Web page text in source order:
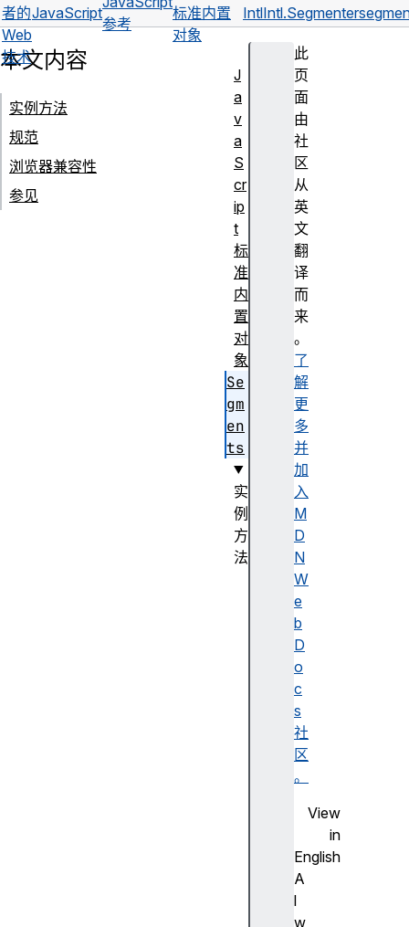
者的
Web
技术
JavaScript
参考
标准内置
对象
IntlIntl.Segmenter
此
页
面
由
社
区
从
英
文
翻
译
而
来
。
了
解
更
多
并
加
入
M
D
N
W
e
b
D
o
c
s
社
区
。
View
in
English
A
l
w
本文内容
实例方法
规范
浏览器兼容性
参见
J
a
v
a
S
cr
ip
t
标
准
内
置
对
象
Se
gm
en
ts
实
例
方
法